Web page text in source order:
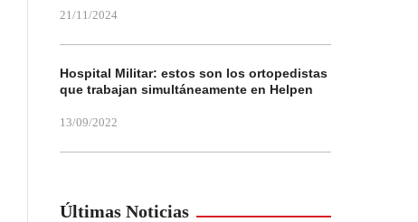
21/11/2024
Hospital Militar: estos son los ortopedistas
que trabajan simultáneamente en Helpen
13/09/2022
Últimas Noticias